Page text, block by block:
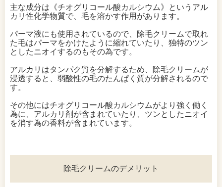
主な成分は《チオグリコール酸カルシウム》というアル
カリ性化学物質で、毛を溶かす作用があります。
パーマ液にも使用されているので、除毛クリームで取れ
た毛はパーマをかけたように縮れていたり、独特のツン
としたニオイするのもその為です。
アルカリはタンパク質を分解するため、除毛クリームが
浸透すると、弱酸性の毛のたんぱく質が分解されるので
す。
その他にはチオグリコール酸カルシウムがより強く働く
為に、アルカリ剤が含まれていたり、ツンとしたニオイ
を消す為の香料が含まれています。
除毛クリームのデメリット